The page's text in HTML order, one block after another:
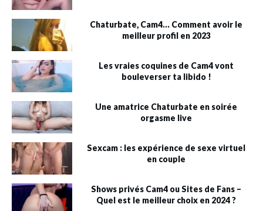
Chaturbate, Cam4… Comment avoir le
meilleur profil en 2023
Les vraies coquines de Cam4 vont
bouleverser ta libido !
Une amatrice Chaturbate en soirée
orgasme live
Sexcam : les expérience de sexe virtuel
en couple
Shows privés Cam4 ou Sites de Fans –
Quel est le meilleur choix en 2024 ?